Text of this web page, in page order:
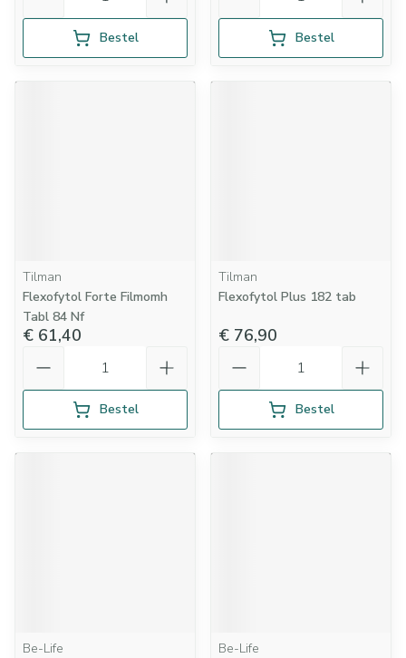
Bestel Bestel
Tilman
Flexofytol Forte Filmomh
Tabl 84 Nf
€ 61,40
Bestel
Tilman
Flexofytol Plus 182 tab
€ 76,90
Bestel
Be-Life
Be-Life